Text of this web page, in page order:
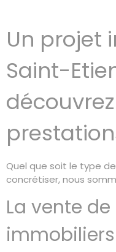
Un projet
Saint-
Quel que soit le type
concrétiser, nous
La vente
immobiliers